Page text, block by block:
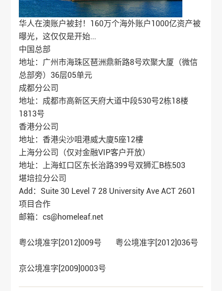
华人在澳账户被封！160万个海外账户1000亿资产被
曝光，这仅仅是开始...
中国总部
地址：广州市海珠区琶洲鼎新路8号欢聚大厦（微信
总部旁）36层05单元
成都分公司
地址：成都市高新区天府大道中段530号2栋18楼
1813号
香港分公司
地址：香港尖沙咀港威大廈5座12樓
上海分公司（仅对金融VIP客户开放）
地址：上海虹口区东长治路399号双狮汇B栋503
堪培拉分公司
Add：Suite 30 Level 7 28 University Ave ACT 2601
项目合作
邮箱：cs@homeleaf.net
粤公境准字[2012]009号 粤公境准字[2012]036号
京公境准字[2009]0003号